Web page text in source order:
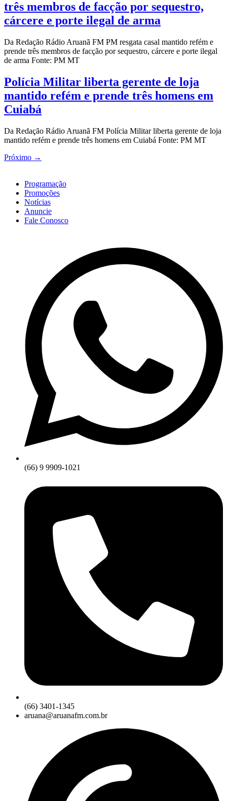
três membros de facção por sequestro,
cárcere e porte ilegal de arma
Da Redação Rádio Aruanã FM PM resgata casal mantido refém e
prende três membros de facção por sequestro, cárcere e porte ilegal
de arma Fonte: PM MT
Polícia Militar liberta gerente de loja
mantido refém e prende três homens em
Cuiabá
Da Redação Rádio Aruanã FM Polícia Militar liberta gerente de loja
mantido refém e prende três homens em Cuiabá Fonte: PM MT
Próximo →
Programação
Promoções
Notícias
Anuncie
Fale Conosco
(66) 9 9909-1021
(66) 3401-1345
aruana@aruanafm.com.br